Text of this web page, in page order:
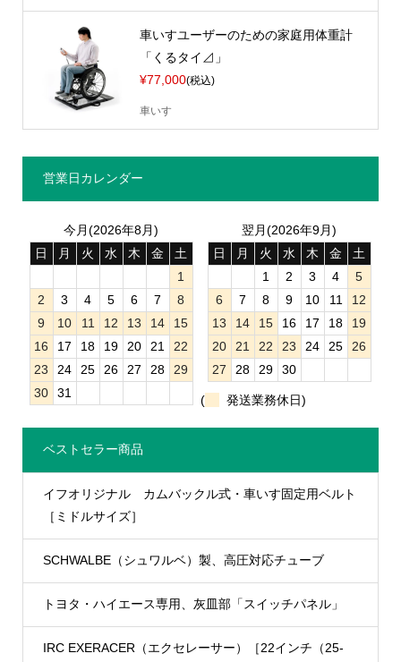
車いすユーザーのための家庭用体重計
「くるタイ⊿」
¥77,000(税込)
車いす
営業日カレンダー
今月(2026年8月)
日
月 火 水 木 金
土
1
2
3 4 5 6 7
8
9
10 11 12 13 14
15
16
17 18 19 20 21
22
23
24 25 26 27 28
29
30
31
翌月(2026年9月)
日
月 火 水 木 金
土
1
2 3 4
5
6
7 8 9 10 11
12
13
14 15 16 17 18
19
20
21 22 23 24 25
26
27
28 29 30
( 発送業務休日)
ベストセラー商品
イフオリジナル カムバックル式・車いす固定用ベルト
［ミドルサイズ］
SCHWALBE（シュワルベ）製、高圧対応チューブ
トヨタ・ハイエース専用、灰皿部「スイッチパネル」
IRC EXERACER（エクセレーサー）［22インチ（25-